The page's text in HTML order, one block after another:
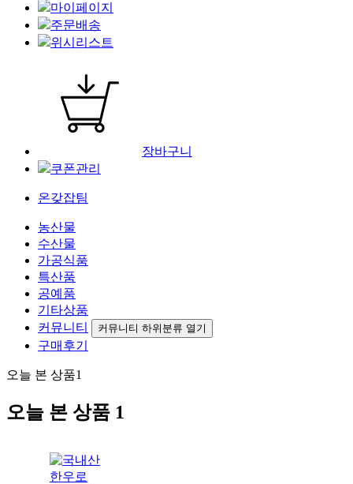
마이페이지
주문배송
위시리스트
장바구니
쿠폰관리
온갖잡팀
농산물
수산물
가공식품
특산품
공예품
기타상품
커뮤니티
커뮤니티 하위분류 열기
구매후기
오늘 본 상품1
오늘 본 상품 1